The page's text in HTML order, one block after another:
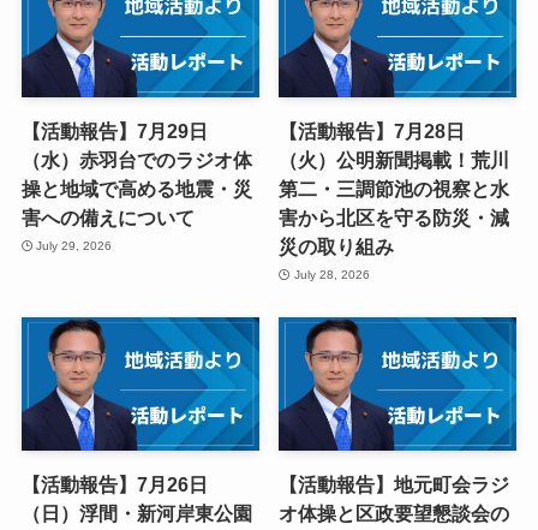
【活動報告】7月29日
（水）赤羽台でのラジオ体
操と地域で高める地震・災
害への備えについて
July 29, 2026
【活動報告】7月28日
（火）公明新聞掲載！荒川
第二・三調節池の視察と水
害から北区を守る防災・減
災の取り組み
July 28, 2026
【活動報告】7月26日
（日）浮間・新河岸東公園
【活動報告】地元町会ラジ
オ体操と区政要望懇談会の